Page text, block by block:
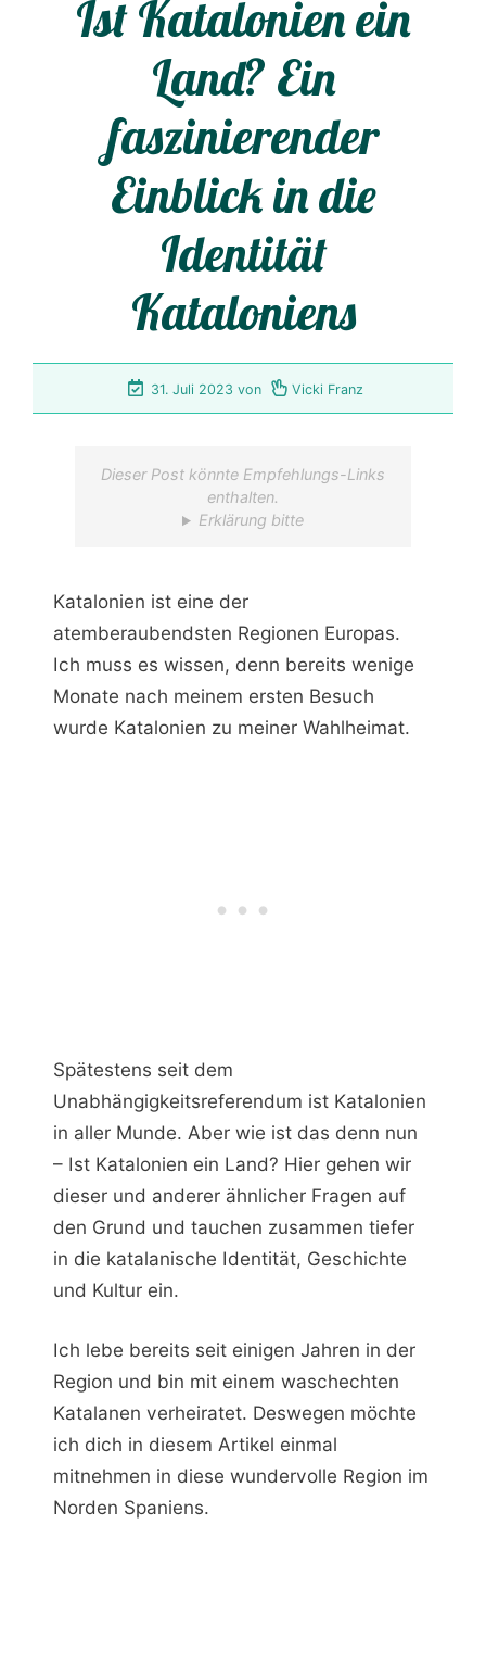
Ist Katalonien ein
Land? Ein
faszinierender
Einblick in die
Identität
Kataloniens
31. Juli 2023 von Vicki Franz
Dieser Post könnte Empfehlungs-Links
enthalten.
Erklärung bitte
Katalonien ist eine der
atemberaubendsten Regionen Europas.
Ich muss es wissen, denn bereits wenige
Monate nach meinem ersten Besuch
wurde Katalonien zu meiner Wahlheimat.
Spätestens seit dem
Unabhängigkeitsreferendum ist Katalonien
in aller Munde. Aber wie ist das denn nun
– Ist Katalonien ein Land? Hier gehen wir
dieser und anderer ähnlicher Fragen auf
den Grund und tauchen zusammen tiefer
in die katalanische Identität, Geschichte
und Kultur ein.
Ich lebe bereits seit einigen Jahren in der
Region und bin mit einem waschechten
Katalanen verheiratet. Deswegen möchte
ich dich in diesem Artikel einmal
mitnehmen in diese wundervolle Region im
Norden Spaniens.